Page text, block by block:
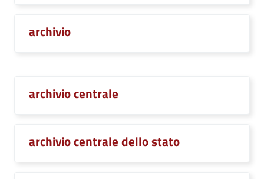
archivio
archivio centrale
archivio centrale dello stato